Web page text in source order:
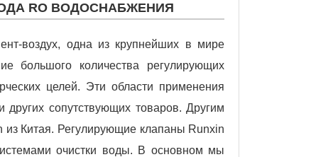
RO ВОДОСНАБЖЕНИЯ
воздух, одна из крупнейших в мире
большого количества регулирующих
целей. Эти области применения
сопутствующих товаров. Другим
из Китая. Регулирующие клапаны Runxin
очистки воды. В основном мы